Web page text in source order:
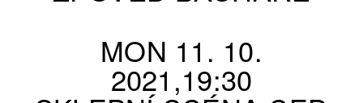
MON 11. 10.
2021,19:30